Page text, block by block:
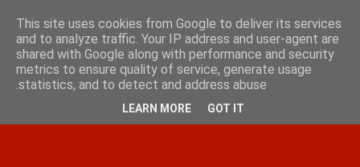
الجمعة 7 أغسطس 2026
الصفحات
This site uses cookies from Google to deliver its services
and to analyze traffic. Your IP address and user-agent are
shared with Google along with performance and security
metrics to ensure quality of service, generate usage
statistics, and to detect and address abuse.
LEARN MORE GOT IT